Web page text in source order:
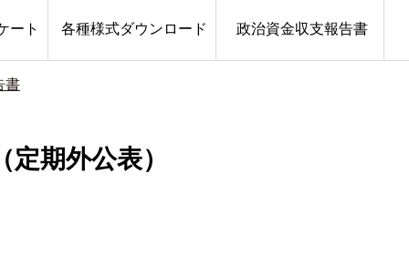
ート 各種様式ダウンロード 政治資金収支報告書
書
期外公表）